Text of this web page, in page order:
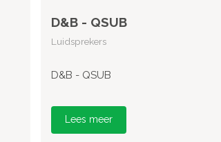
D&B - QSUB
Luidsprekers
D&B - QSUB
Lees meer